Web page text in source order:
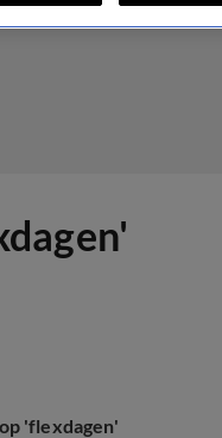
'flexdagen'